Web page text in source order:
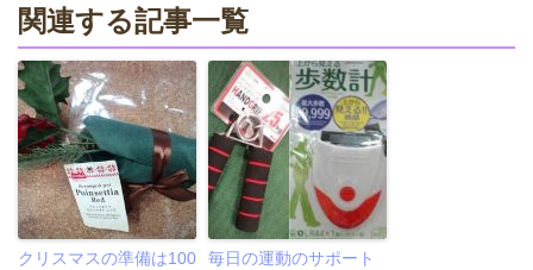
関連する記事一覧
クリスマスの準備は100
毎日の運動のサポート